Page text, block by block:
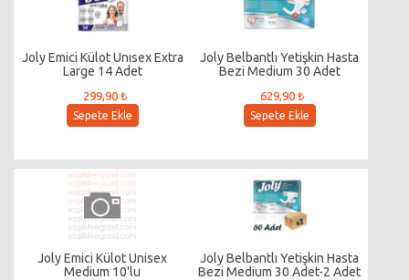
Joly Emici Külot Unısex Extra
Large 14 Adet
299,90 ₺
Sepete Ekle
Joly Belbantlı Yetişkin Hasta
Bezi Medium 30 Adet
629,90 ₺
Sepete Ekle
Joly Emici Külot Unisex
Medium 10'lu
Joly Belbantlı Yetişkin Hasta
Bezi Medium 30 Adet-2 Adet